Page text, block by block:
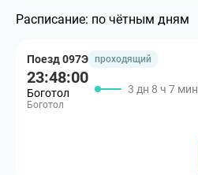
Расписание: по чётным дням
Поезд 097Э проходящий
23:48:00
Боготол
Боготол
3 дн 8 ч 7 мин